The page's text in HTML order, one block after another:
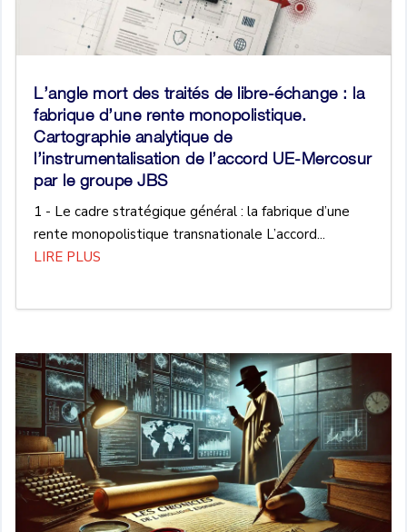
L’angle mort des traités de libre-échange : la
fabrique d’une rente monopolistique.
Cartographie analytique de
l’instrumentalisation de l’accord UE-Mercosur
par le groupe JBS
1 - Le cadre stratégique général : la fabrique d’une
rente monopolistique transnationale L’accord...
LIRE PLUS